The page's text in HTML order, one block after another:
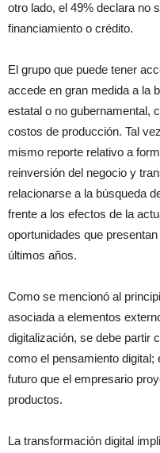
otro lado, el 49% declara no
financiamiento o crédito.
El grupo que puede tener
accede en gran medida a la
estatal o no gubernamental,
costos de producción. Tal
mismo reporte relativo a
reinversión del negocio y
relacionarse a la búsqueda
frente a los efectos de la
oportunidades que
últimos años.
Como se mencionó al
asociada a elementos
digitalización, se debe partir
como el pensamiento
futuro que el empresario
productos.
La transformación digital